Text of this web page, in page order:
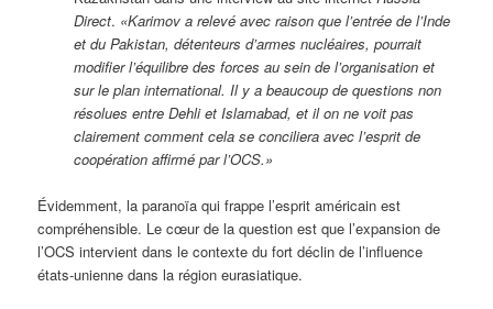
Direct. «Karimov a relevé avec raison que l’entrée de l’Inde
et du Pakistan, détenteurs d’armes nucléaires, pourrait
modifier l’équilibre des forces au sein de l’organisation et
sur le plan international. Il y a beaucoup de questions non
résolues entre Dehli et Islamabad, et il on ne voit pas
clairement comment cela se conciliera avec l’esprit de
coopération affirmé par l’OCS.»
Évidemment, la paranoïa qui frappe l’esprit américain est
compréhensible. Le cœur de la question est que l’expansion de
l’OCS intervient dans le contexte du fort déclin de l’influence
états-unienne dans la région eurasiatique.